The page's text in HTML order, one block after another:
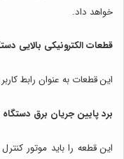
خواهد داد.
قطعات الکترونیکی بالایی
این قطعات به عنوان رابط
برد پایین جریان برق دستگاه
این قطعه را باید موتور